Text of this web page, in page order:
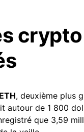
crypto
ETH, deuxième plus
autour de 1 800
que 3,59